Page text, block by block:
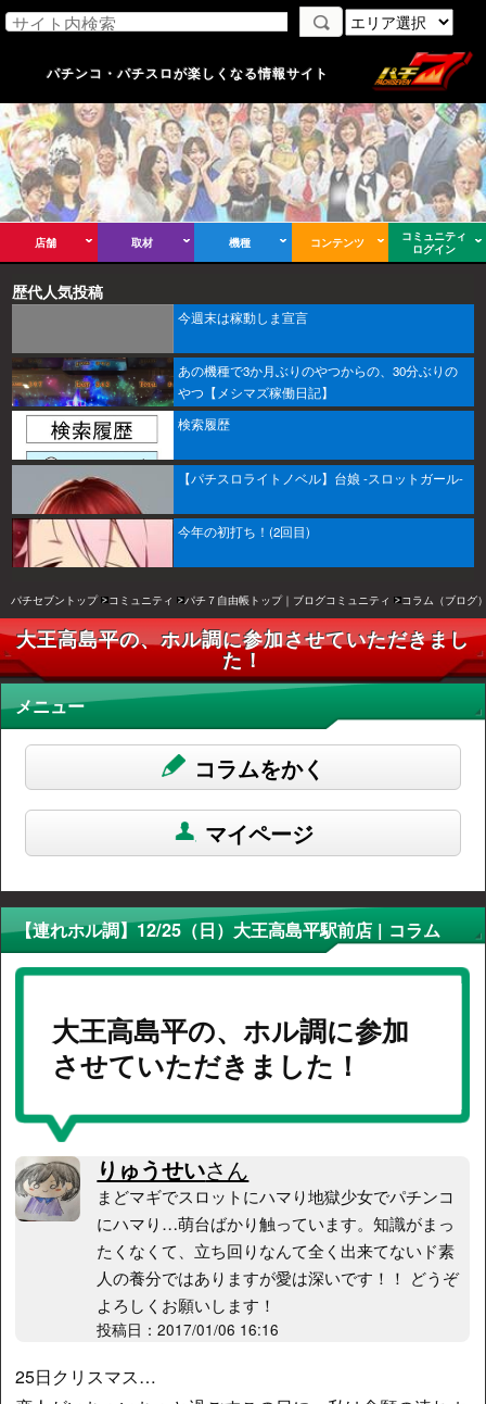
パチンコ・パチスロが楽しくなる情報サイト
店舗 取材 機種 コンテンツ
コミュニティ
ログイン
歴代人気投稿
今週末は稼動しま宣言
あの機種で3か月ぶりのやつからの、30分ぶりの
やつ【メシマズ稼働日記】
検索履歴
【パチスロライトノベル】台娘 -スロットガール-
今年の初打ち！(2回目)
パチセブントップ コミュニティ パチ７自由帳トップ｜ブログコミュニティ コラム（ブログ
大王高島平の、ホル調に参加させていただきまし
た！
メニュー
コラムをかく
マイページ
【連れホル調】12/25（日）大王高島平駅前店 | コラム
大王高島平の、ホル調に参加
させていただきました！
りゅうせいさん
まどマギでスロットにハマり地獄少女でパチンコ
にハマり…萌台ばかり触っています。知識がまっ
たくなくて、立ち回りなんて全く出来てないド素
人の養分ではありますが愛は深いです！！ どうぞ
よろしくお願いします！
投稿日：2017/01/06 16:16
25日クリスマス…